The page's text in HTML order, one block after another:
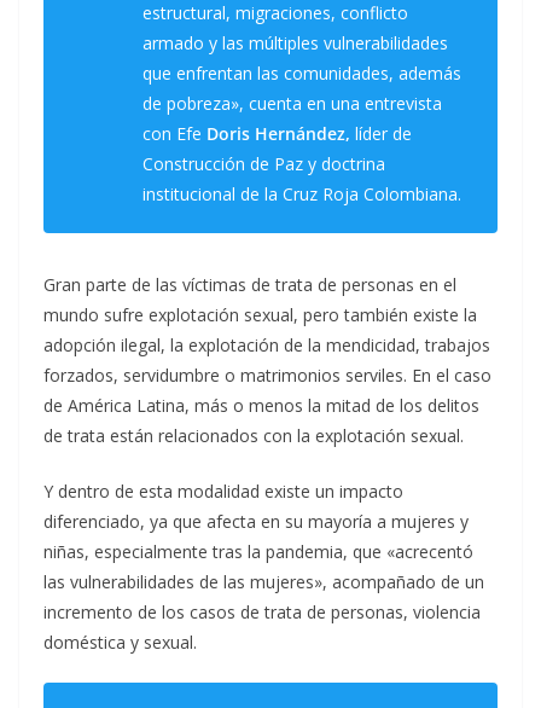
estructural, migraciones, conflicto
armado y las múltiples vulnerabilidades
que enfrentan las comunidades, además
de pobreza», cuenta en una entrevista
con Efe Doris Hernández, líder de
Construcción de Paz y doctrina
institucional de la Cruz Roja Colombiana.
Gran parte de las víctimas de trata de personas en el
mundo sufre explotación sexual, pero también existe la
adopción ilegal, la explotación de la mendicidad, trabajos
forzados, servidumbre o matrimonios serviles. En el caso
de América Latina, más o menos la mitad de los delitos
de trata están relacionados con la explotación sexual.
Y dentro de esta modalidad existe un impacto
diferenciado, ya que afecta en su mayoría a mujeres y
niñas, especialmente tras la pandemia, que «acrecentó
las vulnerabilidades de las mujeres», acompañado de un
incremento de los casos de trata de personas, violencia
doméstica y sexual.